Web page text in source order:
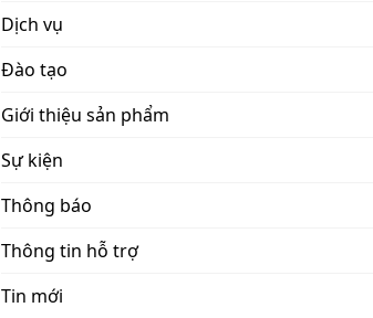
Dịch vụ
Đào tạo
Giới thiệu sản phẩm
Sự kiện
Thông báo
Thông tin hỗ trợ
Tin mới